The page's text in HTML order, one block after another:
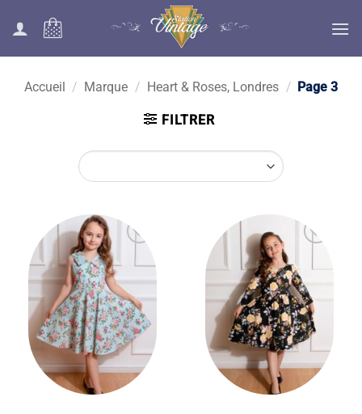
Accueil / Marque / Heart & Roses, Londres / Page 3
FILTRER
Ajouter
à la liste
des
souhaits
Ajouter
des
souhaits